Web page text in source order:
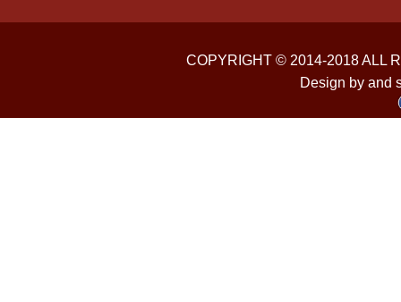
COPYRIGHT © 2014-2018 ALL
Design by and